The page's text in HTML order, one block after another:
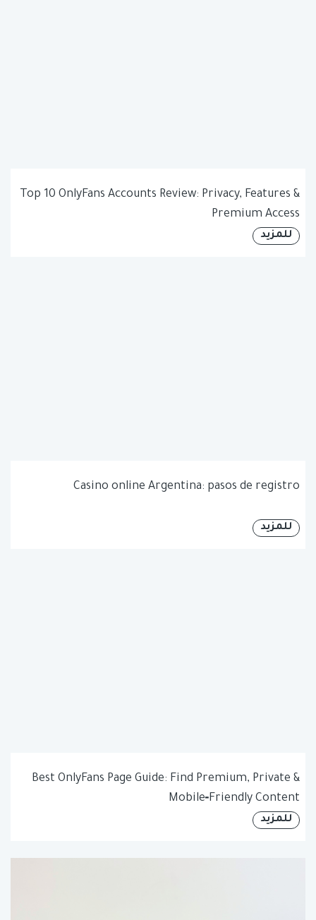
Top 10 OnlyFans Accounts Review: Privacy, Features &
Premium Access
للمزيد
Casino online Argentina: pasos de registro
للمزيد
Best OnlyFans Page Guide: Find Premium, Private &
Mobile‑Friendly Content
للمزيد